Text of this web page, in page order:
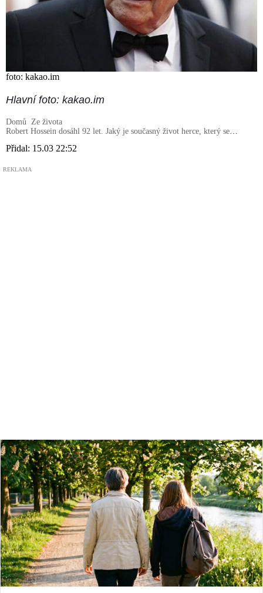
foto: kakao.im
Hlavní foto: kakao.im
Domů Ze života
Robert Hossein dosáhl 92 let. Jaký je současný život herce, který se
Přidal: 15.03 22:52
REKLAMA